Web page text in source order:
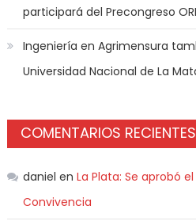
participará del Precongreso
Ingeniería en Agrimensura
Universidad Nacional de La
COMENTARIOS RECIENTES
daniel en La Plata: Se aprobó
Convivencia